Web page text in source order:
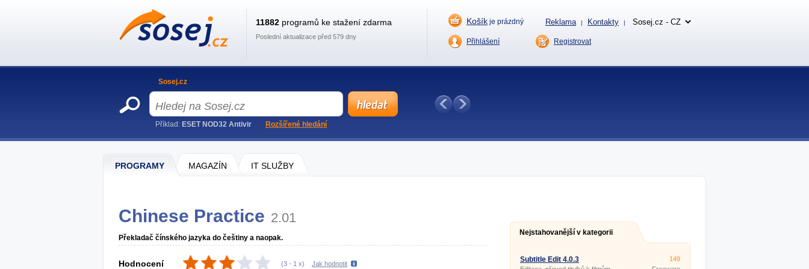
PROGRAMY MAGAZÍN IT SLUŽBY
Chinese Practice 2.01
Překladač čínského jazyka do češtiny a naopak.
Hodnocení (3 - 1 x) Jak hodnotit
Nejstahovanější v kategorii
Subtitle Edit 4.0.3
149
11882 programů ke stažení zdarma
Poslední aktualizace před 579 dny
Košík je prázdný Reklama | Kontakty |
Přihlášení Registrovat
Sosej.cz
Příklad: ESET NOD32 Antivir Rozšířené hledání